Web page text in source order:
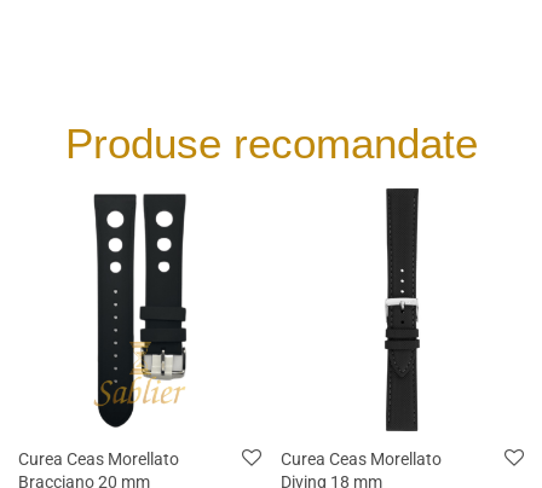
Produse recomandate
Curea Ceas Morellato
Bracciano 20 mm
Curea Ceas Morellato
Diving 18 mm